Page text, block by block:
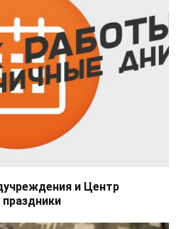
и Центр